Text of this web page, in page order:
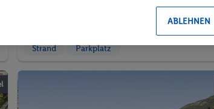
Gesamt
Strand Parkplatz
ABLEHNEN